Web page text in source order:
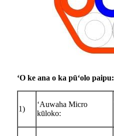
ʻO ke ana o ka pūʻolo paipu:
1)
ʻAuwaha Micro
kūloko: